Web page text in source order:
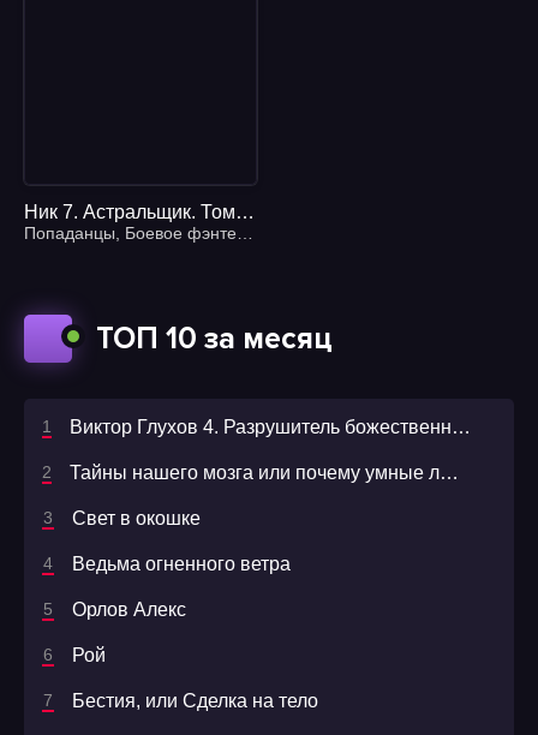
ТОП 10 за месяц
Виктор Глухов 4. Разрушитель божественных замыслов - Владимир Сухинин
Тайны нашего мозга или почему умные люди делают глупости
Свет в окошке
Ведьма огненного ветра
Орлов Алекс
Рой
Бестия, или Сделка на тело
Ник 7. Астральщик. Том 1-2 - Анджей Ясинский
Попаданцы Боевое фэнтези